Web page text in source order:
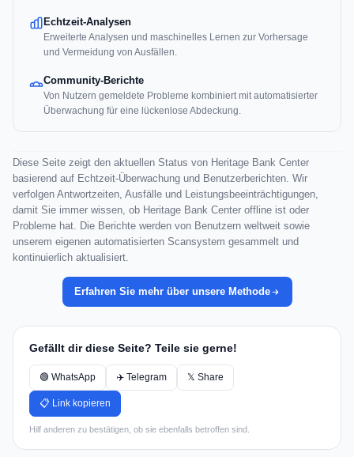
Echtzeit-Analysen
Erweiterte Analysen und maschinelles Lernen zur Vorhersage
und Vermeidung von Ausfällen.
Community-Berichte
Von Nutzern gemeldete Probleme kombiniert mit automatisierter
Überwachung für eine lückenlose Abdeckung.
Diese Seite zeigt den aktuellen Status von Heritage Bank Center
basierend auf Echtzeit-Überwachung und Benutzerberichten. Wir
verfolgen Antwortzeiten, Ausfälle und Leistungsbeeinträchtigungen,
damit Sie immer wissen, ob Heritage Bank Center offline ist oder
Probleme hat. Die Berichte werden von Benutzern weltweit sowie
unserem eigenen automatisierten Scansystem gesammelt und
kontinuierlich aktualisiert.
Erfahren Sie mehr über unsere Methode
Gefällt dir diese Seite? Teile sie gerne!
🟢 WhatsApp ✈️ Telegram 𝕏 Share
📋 Link kopieren
Hilf anderen zu bestätigen, ob sie ebenfalls betroffen sind.